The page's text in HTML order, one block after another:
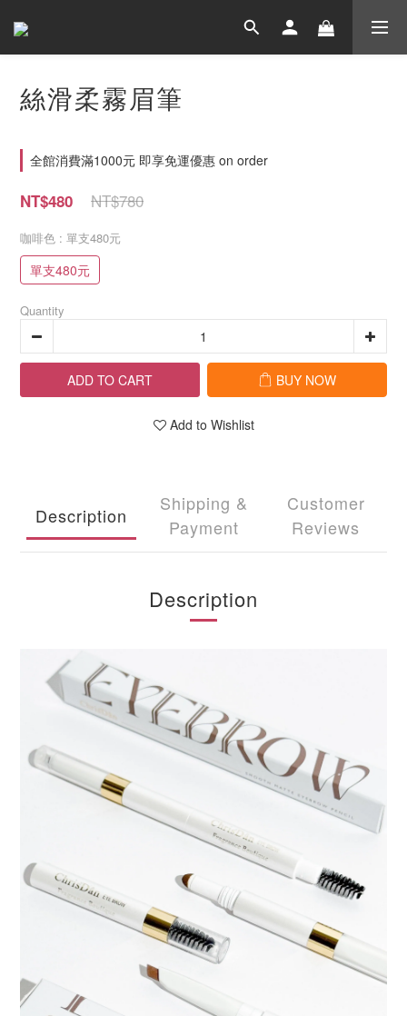
絲滑柔霧眉筆
全館消費滿1000元 即享免運優惠 on order
NT$780
NT$480
咖啡色 : 單支480元
單支480元
Quantity
ADD TO CART BUY NOW
Add to Wishlist
Description
Shipping &
Payment
Customer
Reviews
Description